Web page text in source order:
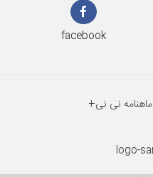
facebook
ماهنامه نی نی+